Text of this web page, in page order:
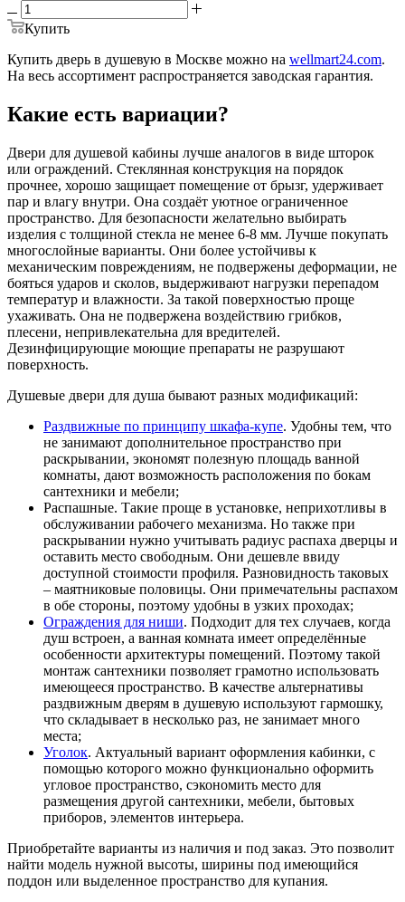
Купить
Купить дверь в душевую в Москве можно на wellmart24.com.
На весь ассортимент распространяется заводская гарантия.
Какие есть вариации?
Двери для душевой кабины лучше аналогов в виде шторок
или ограждений. Стеклянная конструкция на порядок
прочнее, хорошо защищает помещение от брызг, удерживает
пар и влагу внутри. Она создаёт уютное ограниченное
пространство. Для безопасности желательно выбирать
изделия с толщиной стекла не менее 6-8 мм. Лучше покупать
многослойные варианты. Они более устойчивы к
механическим повреждениям, не подвержены деформации, не
бояться ударов и сколов, выдерживают нагрузки перепадом
температур и влажности. За такой поверхностью проще
ухаживать. Она не подвержена воздействию грибков,
плесени, непривлекательна для вредителей.
Дезинфицирующие моющие препараты не разрушают
поверхность.
Душевые двери для душа бывают разных модификаций:
Раздвижные по принципу шкафа-купе. Удобны тем, что
не занимают дополнительное пространство при
раскрывании, экономят полезную площадь ванной
комнаты, дают возможность расположения по бокам
сантехники и мебели;
Распашные. Такие проще в установке, неприхотливы в
обслуживании рабочего механизма. Но также при
раскрывании нужно учитывать радиус распаха дверцы и
оставить место свободным. Они дешевле ввиду
доступной стоимости профиля. Разновидность таковых
– маятниковые половицы. Они примечательны распахом
в обе стороны, поэтому удобны в узких проходах;
Ограждения для ниши. Подходит для тех случаев, когда
душ встроен, а ванная комната имеет определённые
особенности архитектуры помещений. Поэтому такой
монтаж сантехники позволяет грамотно использовать
имеющееся пространство. В качестве альтернативы
раздвижным дверям в душевую используют гармошку,
что складывает в несколько раз, не занимает много
места;
Уголок. Актуальный вариант оформления кабинки, с
помощью которого можно функционально оформить
угловое пространство, сэкономить место для
размещения другой сантехники, мебели, бытовых
приборов, элементов интерьера.
Приобретайте варианты из наличия и под заказ. Это позволит
найти модель нужной высоты, ширины под имеющийся
поддон или выделенное пространство для купания.